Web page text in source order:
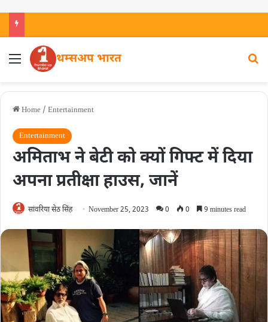
थम्सअप भारत
Home / Entertainment
Entertainment
अमिताभ ने बेटी को क्‍यों गिफ्ट में दिया
अपना प्रतीक्षा हाउस, जानें
सांवरिया सेठ सिंह November 25, 2023 0 0 9 minutes read